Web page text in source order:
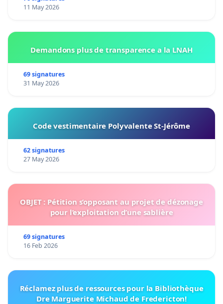
11 May 2026
Demandons plus de transparence a la LNAH
69 signatures
31 May 2026
Code vestimentaire Polyvalente St-Jérôme
62 signatures
27 May 2026
OBJET : Pétition s’opposant au projet de dézonage
pour l’exploitation d’une sablière
69 signatures
16 Feb 2026
Réclamez plus de ressources pour la Bibliothèque
Dre Marguerite Michaud de Fredericton!